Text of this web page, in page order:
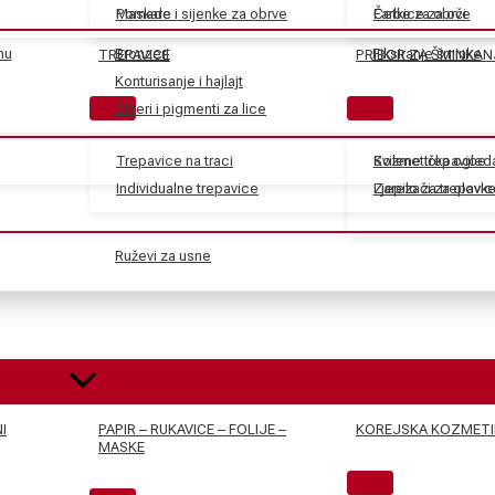
Bronzeri
Konturisanje i hajlajt
Gliteri i pigmenti za lice
Fiksiranje šminke
Ruževi za usne
Maskare
Pomade i sijenke za obrve
Farbe za obrve
TREPAVICE
Trepavice na traci
Individualne trepavice
Svilene trepavice
Ljepilo za
Četkice za oči
PRIBOR ZA
Kozmetička
Zarezači za olovke
PAPIR – RUKAVICE – FOLIJE –
MASKE
KOREJSKA